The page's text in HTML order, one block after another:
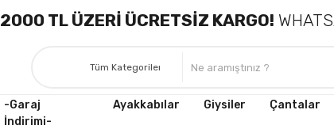
2000 TL ÜZERİ ÜCRETSİZ KARGO!
-Garaj
İndirimi-
Ayakkabılar Giysiler Çantalar